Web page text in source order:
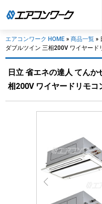
エアコンワーク HOME » 商品一覧 »
ダブルツイン 三相200V ワイヤード
日立 省エネの達人 てん
相200V ワイヤードリモコ